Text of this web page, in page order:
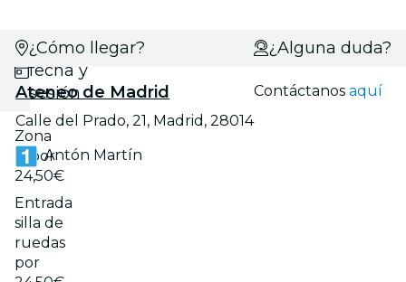
Selecciona
fecha y
sesión
Zona
D por
24,50€
Entrada
silla de
ruedas
por
¿Cómo llegar?
Ateneo de Madrid
Calle del Prado, 21, Madrid, 28014
Antón Martín
¿Alguna duda?
Contáctanosaquí